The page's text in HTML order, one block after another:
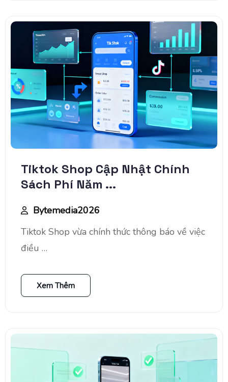
Tiktok Shop Cập Nhật Chính
Sách Phí Năm ...
Bytemedia2026
Tiktok Shop vừa chính thức thông báo về việc
điều …
Xem Thêm